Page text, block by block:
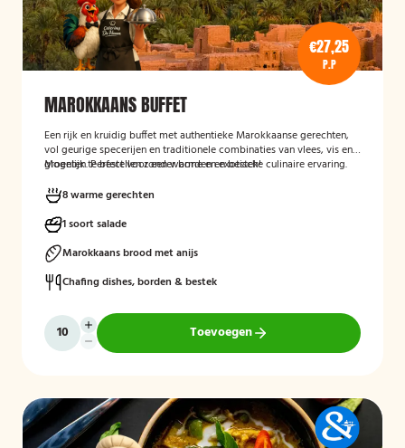
€27,25
P.P
MAROKKAANS BUFFET
Een rijk en kruidig buffet met authentieke Marokkaanse gerechten,
vol geurige specerijen en traditionele combinaties van vlees, vis en
groenten. Perfect voor een warme en exotische culinaire ervaring.
Mogelijk te bestellen zonder borden en bestek!
8 warme gerechten
1 soort salade
Marokkaans brood met anijs
Chafing dishes, borden & bestek
Toevoegen